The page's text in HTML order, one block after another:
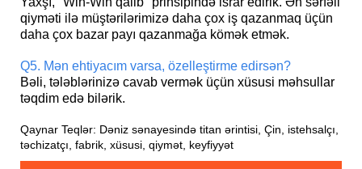
qiyməti ilə müştərilərimizə daha çox iş qazanmaq üçün
daha çox bazar payı qazanmağa kömək etmək.
Q5. Mən ehtiyacım varsa, özelleştirme edirsən?
Bəli, tələblərinizə cavab vermək üçün xüsusi məhsullar
təqdim edə bilərik.
Qaynar Teqlər: Dəniz sənayesində titan ərintisi, Çin, istehsalçı,
təchizatçı, fabrik, xüsusi, qiymət, keyfiyyət